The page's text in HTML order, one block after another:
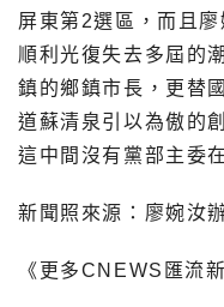
屏東第2選區，而且
順利光復失去多屆的
鎮的鄉鎮市長，更替
道蘇清泉引以為傲的
這中間沒有黨部主委
新聞照來源：廖婉汝
《更多CNEWS匯流